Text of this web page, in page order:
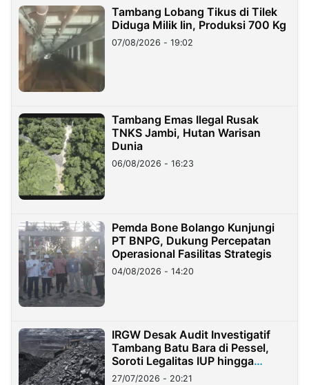
Tambang Lobang Tikus di Tilek
Diduga Milik Iin, Produksi 700 Kg
07/08/2026 - 19:02
Tambang Emas Ilegal Rusak
TNKS Jambi, Hutan Warisan
Dunia
06/08/2026 - 16:23
Pemda Bone Bolango Kunjungi
PT BNPG, Dukung Percepatan
Operasional Fasilitas Strategis
04/08/2026 - 14:20
IRGW Desak Audit Investigatif
Tambang Batu Bara di Pessel,
Soroti Legalitas IUP hingga
Stockpile
27/07/2026 - 20:21